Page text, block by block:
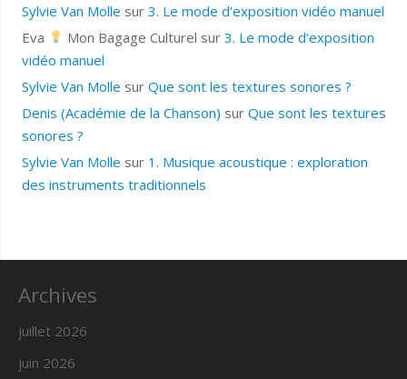
Sylvie Van Molle sur 3. Le mode d’exposition vidéo manuel
Eva
Mon Bagage Culturel sur 3. Le mode d’exposition
vidéo manuel
Sylvie Van Molle sur Que sont les textures sonores ?
Denis (Académie de la Chanson) sur Que sont les textures
sonores ?
Sylvie Van Molle sur 1. Musique acoustique : exploration
des instruments traditionnels
Archives
juillet 2026
juin 2026